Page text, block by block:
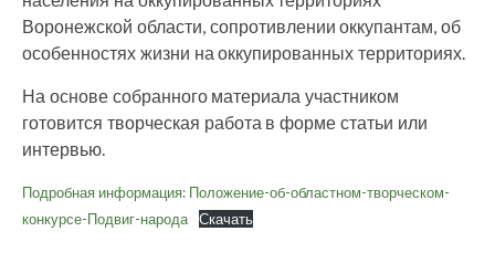
Воронежской области, сопротивлении оккупантам, об
особенностях жизни на оккупированных территориях.
На основе собранного материала участником
готовится творческая работа в форме статьи или
интервью.
Подробная информация: Положение-об-областном-творческом-
конкурсе-Подвиг-народа
Скачать